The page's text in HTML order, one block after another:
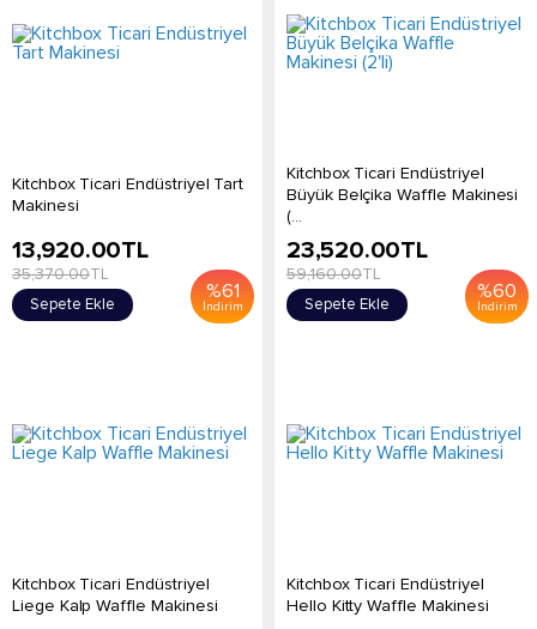
Kitchbox Ticari Endüstriyel Tart
Makinesi
%61
İndirim
13,920.00TL
35,370.00TL
Sepete Ekle
Kitchbox Ticari Endüstriyel
Büyük Belçika Waffle Makinesi
(...
%60
İndirim
23,520.00TL
59,160.00TL
Sepete Ekle
Kitchbox Ticari Endüstriyel
Liege Kalp Waffle Makinesi
Kitchbox Ticari Endüstriyel
Hello Kitty Waffle Makinesi